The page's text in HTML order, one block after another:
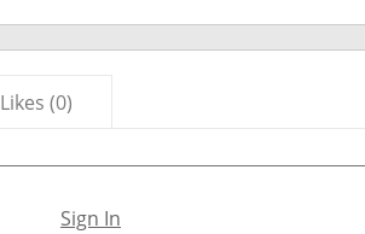
Likes (0)
Sign In